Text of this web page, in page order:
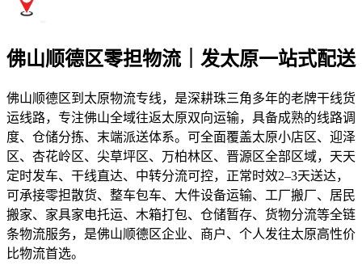
佛山顺德区零担物流｜发太原一站式配送
佛山顺德区到太原物流专线，是深耕珠三角多年的老牌干线货
运线路，专注佛山全域往返太原双向运输，具备成熟的线路调
度、仓储分拣、末端派送体系。可全面覆盖太原小店区、迎泽
区、杏花岭区、尖草坪区、万柏林区、晋源区全部区域，天天
定时发车、干线直达、中转分流可控，正常时效2–3天送达，
可承接零担散货、整车包车、大件设备运输、工厂搬厂、居民
搬家、家具家电托运、木箱打包、仓储暂存、货物分流等全链
条物流服务，是佛山顺德区企业、商户、个人发往太原高性价
比物流首选。